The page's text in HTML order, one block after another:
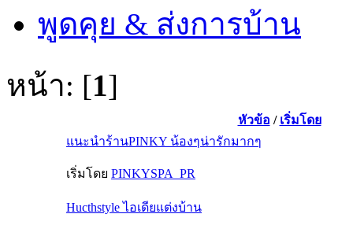
พูดคุย & ส่งการบ้าน
หน้า: [1]
หัวข้อ / เริ่มโดย
แนะนำร้านPINKY น้องๆน่ารักมากๆ
เริ่มโดย PINKYSPA_PR
Hucthstyle ไอเดียแต่งบ้าน